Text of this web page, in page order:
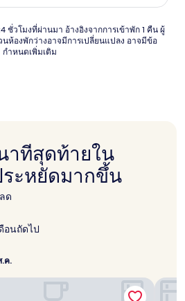
วโมงที่ผ่านมา อ้างอิงจากการเข้าพัก 1 คืน ผู้
ห้องพักว่างอาจมีการเปลี่ยนแปลง อาจมีข้อ
กำหนดเพิ่มเติม
าทีสุดท้ายใน
ะหยัดมากขึ้น
ด
อนถัดไป
.ค.
สอร์ท เกรซ